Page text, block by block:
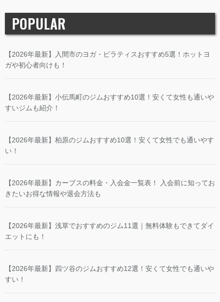
POPULAR
【2026年最新】入間市のヨガ・ピラティスおすすめ5選！ホットヨ
ガや初心者向けも！
【2026年最新】小伝馬町のジムおすすめ10選！安くて女性も通いや
すいジムも紹介！
【2026年最新】柏原のジムおすすめ10選！安くて女性でも通いやす
い！
【2026年最新】カーブスの料金・入会金一覧表！ 入会前に知ってお
きたいお得な情報や退会方法も
【2026年最新】浅草でおすすめのジム11選｜無料体験もできてダイ
エットにも！
【2026年最新】四ツ谷のジムおすすめ12選！安くて女性でも通いや
すい！